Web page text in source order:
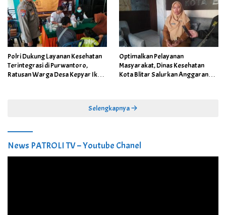
Polri Dukung Layanan Kesehatan
Terintegrasi di Purwantoro,
Ratusan Warga Desa Kepyar Ikuti
Optimalkan Pelayanan
Masyarakat, Dinas Kesehatan
Kota Blitar Salurkan Anggaran
Selengkapnya
News PATROLI TV – Youtube Chanel